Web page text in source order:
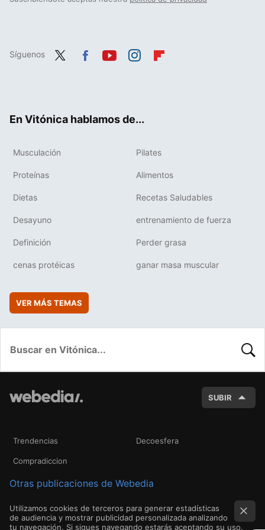
Síguenos
En Vitónica hablamos de...
Musculación Pilates
Proteínas Alimentos
Dietas Recetas Saludables
Desayuno entrenamiento de fuerza
Definición Perder grasa
cenas protéicas ganar masa muscular
VER MÁS TEMAS
SUBIR
Trendencias Decoesfera
Compradiccion
Otras publicaciones de Webedia
Utilizamos cookies de terceros para generar estadísticas
de audiencia y mostrar publicidad personalizada analizando
tu navegación. Si sigues navegando estarás aceptando su uso.